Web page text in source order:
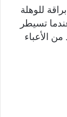
للوهلة
تسيطر
الأعباء